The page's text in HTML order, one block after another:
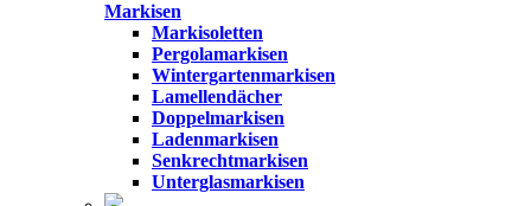
Markisen
Markisoletten
Pergolamarkisen
Wintergartenmarkisen
Lamellendächer
Doppelmarkisen
Ladenmarkisen
Senkrechtmarkisen
Unterglasmarkisen